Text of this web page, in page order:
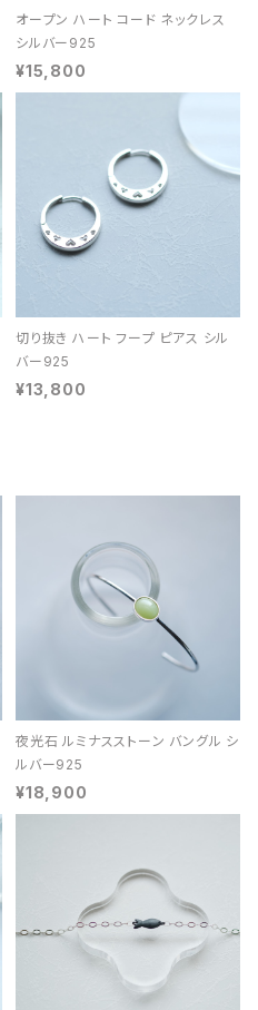
オープン ハート コード ネックレス
シルバー925
¥15,800
切り抜き ハート フープ ピアス シル
バー925
¥13,800
夜光石 ルミナスストーン バングル シ
ルバー925
¥18,900